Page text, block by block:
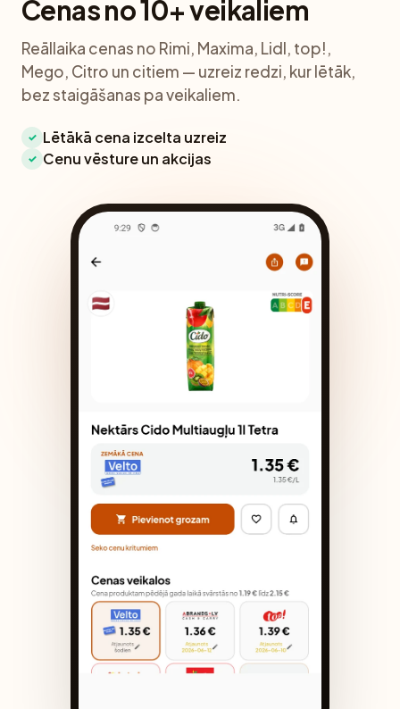
Cenas no 10+ veikaliem
Reāllaika cenas no Rimi, Maxima, Lidl, top!,
Mego, Citro un citiem — uzreiz redzi, kur lētāk,
bez staigāšanas pa veikaliem.
✓ Lētākā cena izcelta uzreiz
✓ Cenu vēsture un akcijas